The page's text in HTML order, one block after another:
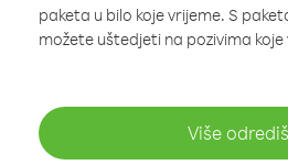
paketa u bilo koje vrijeme. S
možete uštedjeti na pozivima
Više